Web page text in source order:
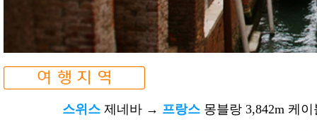
스위스 제네바 → 프랑스 몽블랑 3,842m 케